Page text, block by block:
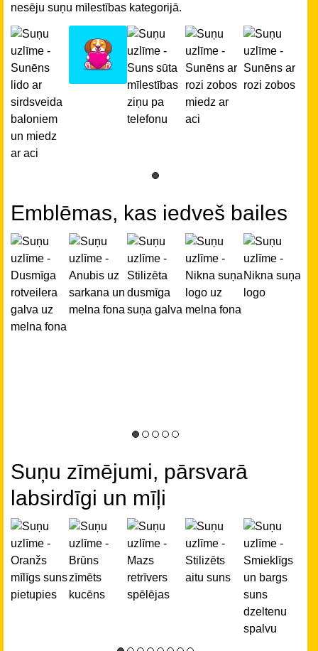
nesēju suņu mīlestības kategorijā.
Emblēmas, kas iedveš bailes
Suņu zīmējumi, pārsvarā
labsirdīgi un mīļi